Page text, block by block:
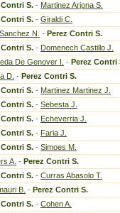
Contri S. - Martinez Arjona S.
Contri S. - Giraldi C.
N. - Perez Contri S.
Contri S. - Domenech Castillo J.
De Genover I. - Perez Contri
D. - Perez Contri S.
Contri S. - Martinez Martinez J.
Contri S. - Sebesta J.
Contri S. - Echeverria J.
Contri S. - Faria J.
Contri S. - Simoes M.
A. - Perez Contri S.
Contri S. - Curras Abasolo T.
B. - Perez Contri S.
Contri S. - Cohen A.